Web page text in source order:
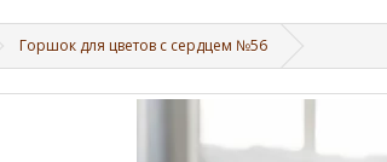
Горшок для цветов с сердцем №56